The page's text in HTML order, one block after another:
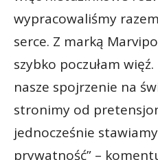
wypracowaliśmy
serce. Z marką
szybko poczułam
nasze spojrzenie na
stronimy od
jednocześnie
prywatność” –